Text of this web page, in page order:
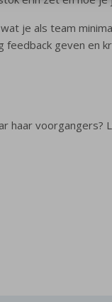
je als team
feedback geven en
haar voorgangers?